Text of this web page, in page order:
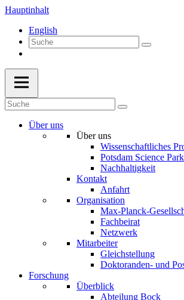
Hauptinhalt
English
Über uns
Über uns
Wissenschaftliches
Potsdam Science Park
Nachhaltigkeit
Kontakt
Anfahrt
Organisation
Max-Planck-
Fachbeirat
Netzwerk
Mitarbeiter
Gleichstellung
Doktoranden- und
Forschung
Überblick
Abteilung Bock